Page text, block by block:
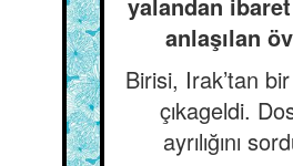
anlaşılan
Birisi, Irak’tan
çıkageldi.
ayrılığını